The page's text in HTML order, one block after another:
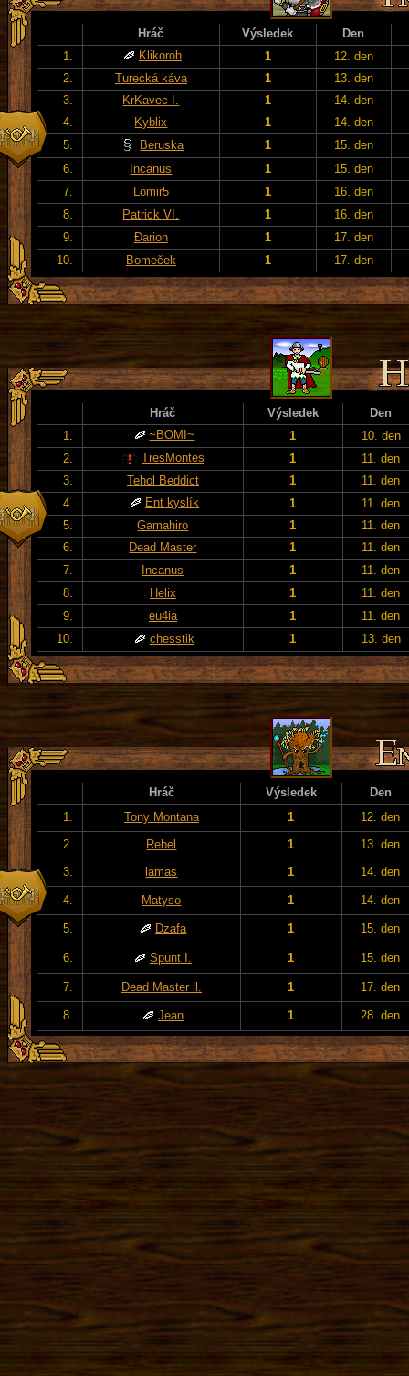
Hráč Výsledek
Den
1.
Klikoroh 1
12. den
2.
Turecká káva 1
13. den
3.
KrKavec I. 1
14. den
4.
Kyblix 1
14. den
5.
Beruska 1
15. den
6.
Incanus 1
15. den
7.
Lomir5 1
16. den
8.
Patrick VI. 1
16. den
9.
Đarion 1
17. den
10.
Bomeček 1 17. den
Hráč Výsledek
Den
1.
~BOMI~ 1
10. den
2.
TresMontes 1
11. den
3.
Tehol Beddict 1
11. den
4.
Ent kyslík 1
11. den
5.
Gamahiro 1
11. den
6.
Dead Master 1
11. den
7.
Incanus 1
11. den
8.
Helix 1
11. den
9.
eu4ia 1
11. den
10.
chesstik 1 13. den
Hráč Výsledek
Den
1.
Tony Montana 1
12. den
2.
Rebel 1
13. den
3.
lamas 1 14. den
4. Matyso 1 14. den
5. Dzafa 1 15. den
6. Spunt I. 1 15. den
7. Dead Master ll. 1 17. den
8. Jean 1 28. den